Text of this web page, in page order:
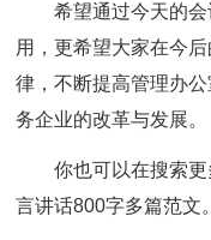
希望通过今天的
用，更希望大家在今
律，不断提高管理办
务企业的改革与发展。
你也可以在搜索
言讲话800字多篇范文。